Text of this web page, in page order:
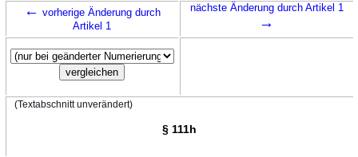
← vorherige Änderung durch
Artikel 1
nächste Änderung durch Artikel 1
→
(Textabschnitt unverändert)
§ 111h